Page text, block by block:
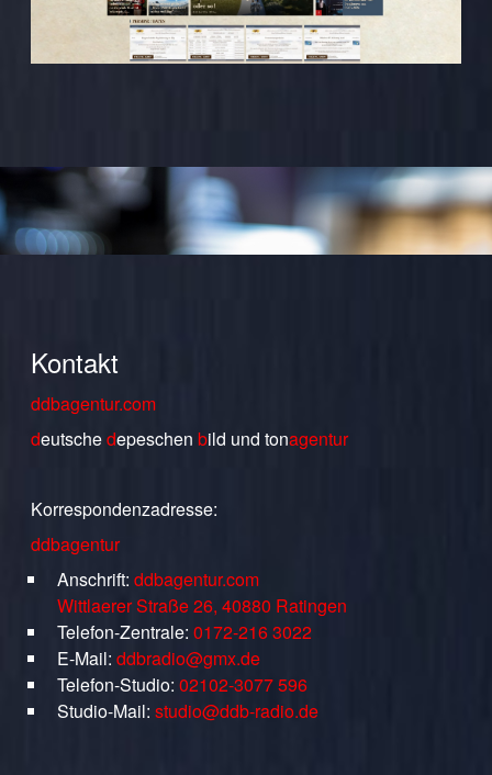
Kontakt
ddbagentur.com
deutschedepeschen bild undtonagentur
Korrespondenzadresse:
ddbagentur
Anschrift: ddbagentur.com
Wittlaerer Straße 26, 40880 Ratingen
Telefon-Zentrale: 0172-216 3022
E-Mail: ddbradio@gmx.de
Telefon-Studio: 02102-3077 596
Studio-Mail: studio@ddb-radio.de